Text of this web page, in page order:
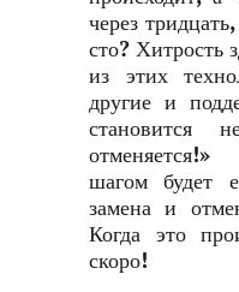
через
сто? Хитрость
из этих
другие и
становится
шагом будет
замена и
Когда это
скоро!